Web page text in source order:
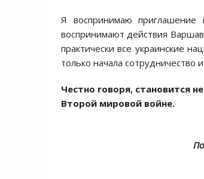
Я воспринимаю
воспринимают действия
практически все украинские
только начала сотрудничество
Честно говоря, становится
Второй мировой войне.